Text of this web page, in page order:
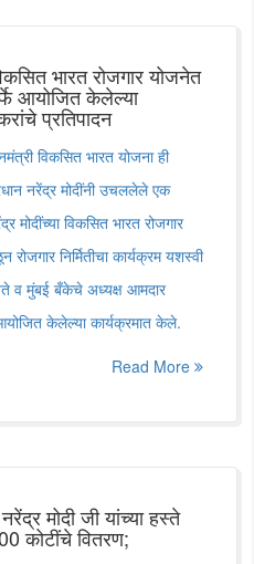
भारत रोजगार योजनेत
आयोजित केलेल्या
प्रतिपादन
विकसित भारत योजना ही
नरेंद्र मोदींनी उचललेले एक
मोदींच्या विकसित भारत रोजगार
निर्मितीचा कार्यक्रम यशस्वी
व मुंबई बँकेचे अध्यक्ष आमदार
केलेल्या कार्यक्रमात केले.
Read More
मोदी जी यांच्या हस्ते
कोटींचे वितरण;